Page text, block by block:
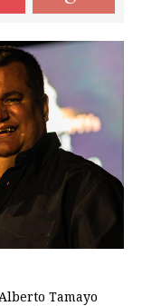
Tamayo